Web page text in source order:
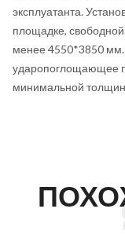
эксплуатанта.
площадке,
менее 4550*3850 мм.
ударопоглощающее
минимальной